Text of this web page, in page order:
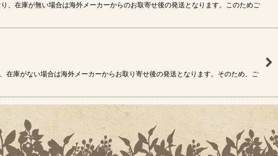
在庫が無い場合は海外メーカーからのお取寄せ後の発送となります。このためご
庫がない場合は海外メーカーからお取り寄せ後の発送となります。そのため、ご